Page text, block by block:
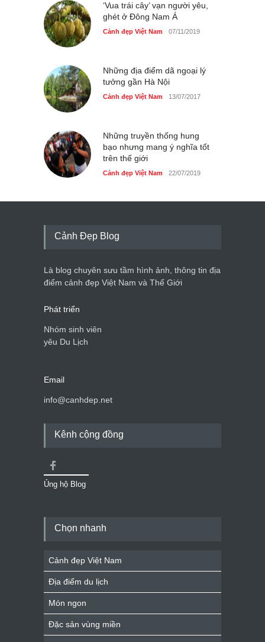
‘Vua trái cây’ vạn người yêu,
ghét ở Đông Nam Á
Cảnh đẹp Việt Nam 07/11/2019
Những địa điểm dã ngoại lý
tưởng gần Hà Nội
Cảnh đẹp Việt Nam 13/07/2017
Những truyền thống hung
bạo nhưng mang ý nghĩa tốt
trên thế giới
Cảnh đẹp Việt Nam 22/07/2019
Cảnh Đẹp Blog
Là blog chuyên sưu tầm hình ảnh, thông tin địa
điểm cảnh đẹp Việt Nam và Thế Giới
Phát triển
Nhóm sinh viên
yêu Du Lịch
Email
info@canhdep.net
Kênh cộng đồng
Ủng hộ Blog
Chọn nhanh
Cảnh đẹp Việt Nam
Địa điểm du lịch
Món ngon
Đặc sản vùng miền